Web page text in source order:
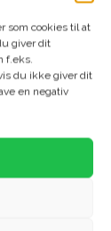
som cookies til at
giver dit
f.eks.
du ikke giver dit
en negativ
og
du nu
der ønsker
og